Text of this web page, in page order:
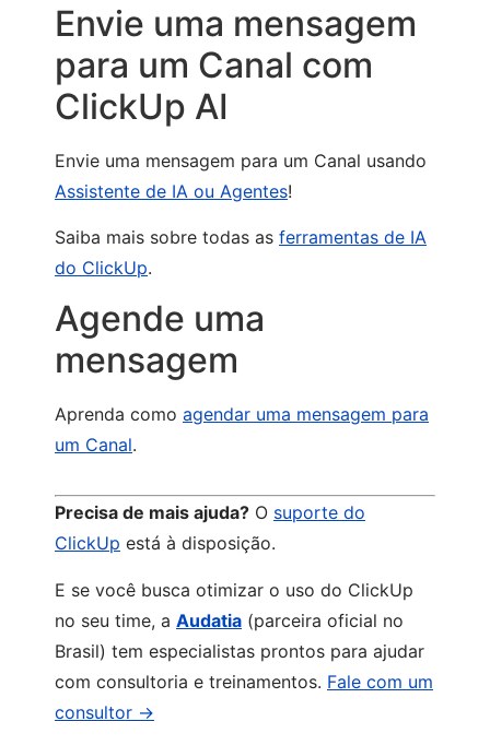
Envie uma mensagem
para um Canal com
ClickUp AI
Envie uma mensagem para um Canal usando
Assistente de IA ou Agentes!
Saiba mais sobre todas as ferramentas de IA
do ClickUp.
Agende uma
mensagem
Aprenda como agendar uma mensagem para
um Canal.
Precisa de mais ajuda? O suporte do
ClickUp está à disposição.
E se você busca otimizar o uso do ClickUp
no seu time, a Audatia (parceira oficial no
Brasil) tem especialistas prontos para ajudar
com consultoria e treinamentos. Fale com um
consultor →